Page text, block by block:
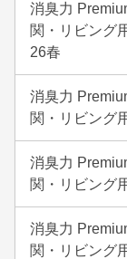
消臭力
関・リビング
26春
消臭力
関・リビング
消臭力
関・リビング
消臭力
関・リビング